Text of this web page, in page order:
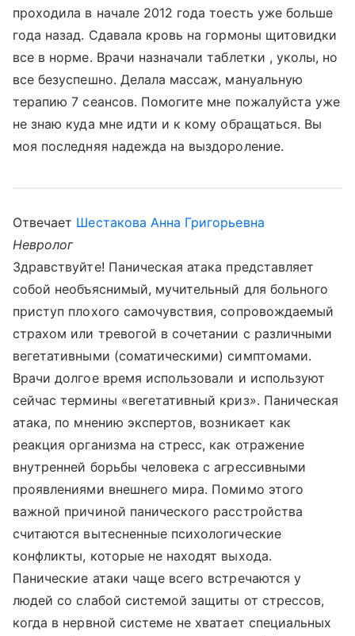
проходила в начале 2012 года тоесть уже больше
года назад. Сдавала кровь на гормоны щитовидки
все в норме. Врачи назначали таблетки , уколы, но
все безуспешно. Делала массаж, мануальную
терапию 7 сеансов. Помогите мне пожалуйста уже
не знаю куда мне идти и к кому обращаться. Вы
моя последняя надежда на выздороление.
Отвечает Шестакова Анна Григорьевна
Невролог
Здравствуйте! Паническая атака представляет
собой необъяснимый, мучительный для больного
приступ плохого самочувствия, сопровождаемый
страхом или тревогой в сочетании с различными
вегетативными (соматическими) симптомами.
Врачи долгое время использовали и используют
сейчас термины «вегетативный криз». Паническая
атака, по мнению экспертов, возникает как
реакция организма на стресс, как отражение
внутренней борьбы человека с агрессивными
проявлениями внешнего мира. Помимо этого
важной причиной панического расстройства
считаются вытесненные психологические
конфликты, которые не находят выхода.
Панические атаки чаще всего встречаются у
людей со слабой системой защиты от стрессов,
когда в нервной системе не хватает специальных